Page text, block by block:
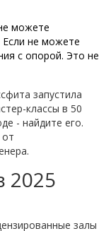
можете
Если не можете
с опорой. Это не
запустила
классы в 50
- найдите его.
2025
залы